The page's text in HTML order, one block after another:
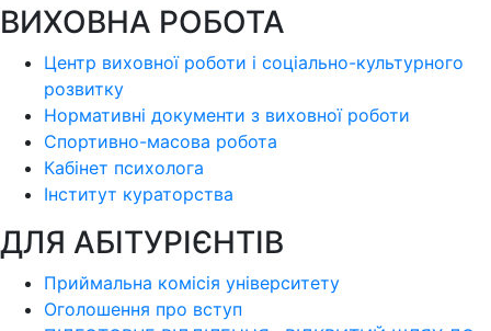
ВИХОВНА РОБОТА
Центр виховної роботи і соціально-культурного
розвитку
Нормативні документи з виховної роботи
Спортивно-масова робота
Кабінет психолога
Інститут кураторства
ДЛЯ АБІТУРІЄНТІВ
Приймальна комісія університету
Оголошення про вступ